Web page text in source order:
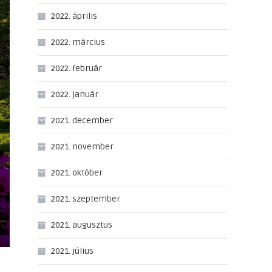
2022. április
2022. március
2022. február
2022. január
2021. december
2021. november
2021. október
2021. szeptember
2021. augusztus
2021. július